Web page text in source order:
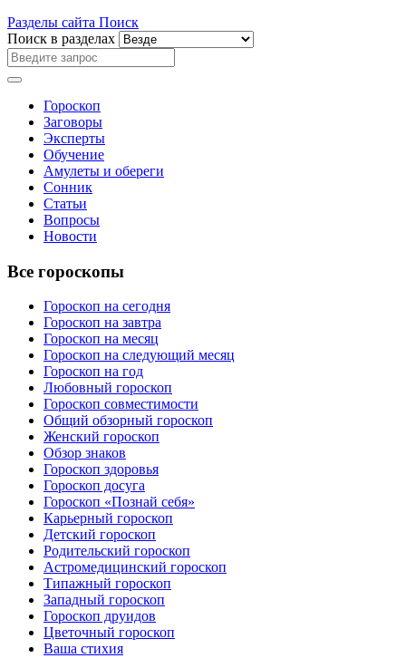
Разделы сайта Поиск
Поиск в разделах
Гороскоп
Заговоры
Эксперты
Обучение
Амулеты и обереги
Сонник
Статьи
Вопросы
Новости
Все гороскопы
Гороскоп на сегодня
Гороскоп на завтра
Гороскоп на месяц
Гороскоп на следующий месяц
Гороскоп на год
Любовный гороскоп
Гороскоп совместимости
Общий обзорный гороскоп
Женский гороскоп
Обзор знаков
Гороскоп здоровья
Гороскоп досуга
Гороскоп «Познай себя»
Карьерный гороскоп
Детский гороскоп
Родительский гороскоп
Астромедицинский гороскоп
Типажный гороскоп
Западный гороскоп
Гороскоп друидов
Цветочный гороскоп
Ваша стихия